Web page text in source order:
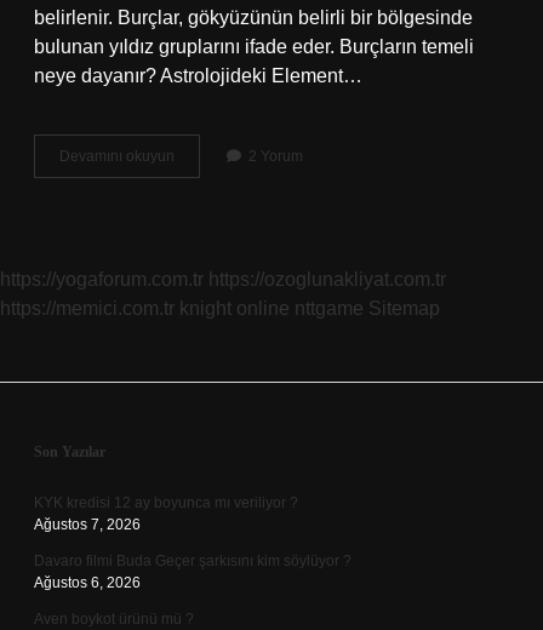
belirlenir. Burçlar, gökyüzünün belirli bir bölgesinde
bulunan yıldız gruplarını ifade eder. Burçların temeli
neye dayanır? Astrolojideki Element…
Devamını okuyun
Ne
2 Yorum
https://yogaforum.com.tr https://ozoglunakliyat.com.tr
https://memici.com.tr knight online nttgame Sitemap
Sidebar
Son Yazılar
KYK kredisi 12 ay boyunca mı veriliyor ?
Ağustos 7, 2026
Davaro filmi Buda Geçer şarkısını kim söylüyor ?
Ağustos 6, 2026
Aven boykot ürünü mü ?